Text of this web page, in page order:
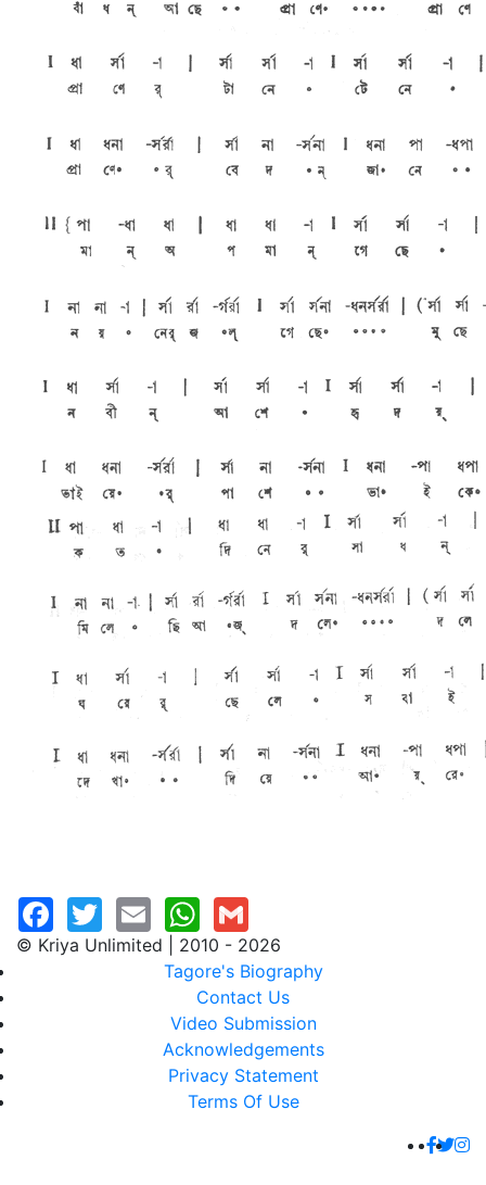
© Kriya Unlimited | 2010 - 2026
Tagore's Biography
Contact Us
Video Submission
Acknowledgements
Privacy Statement
Terms Of Use